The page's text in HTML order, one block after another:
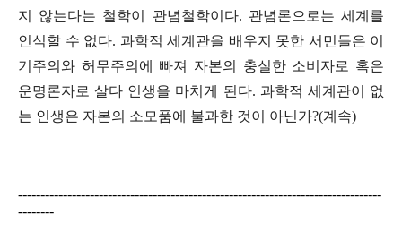
지 않는다는 철학이 관념철학이다. 관념론으로는 세계를
인식할 수 없다. 과학적 세계관을 배우지 못한 서민들은 이
기주의와 허무주의에 빠져 자본의 충실한 소비자로 혹은
운명론자로 살다 인생을 마치게 된다. 과학적 세계관이 없
는 인생은 자본의 소모품에 불과한 것이 아닌가?(계속)
---------------------------------------------------------------------------------
--------